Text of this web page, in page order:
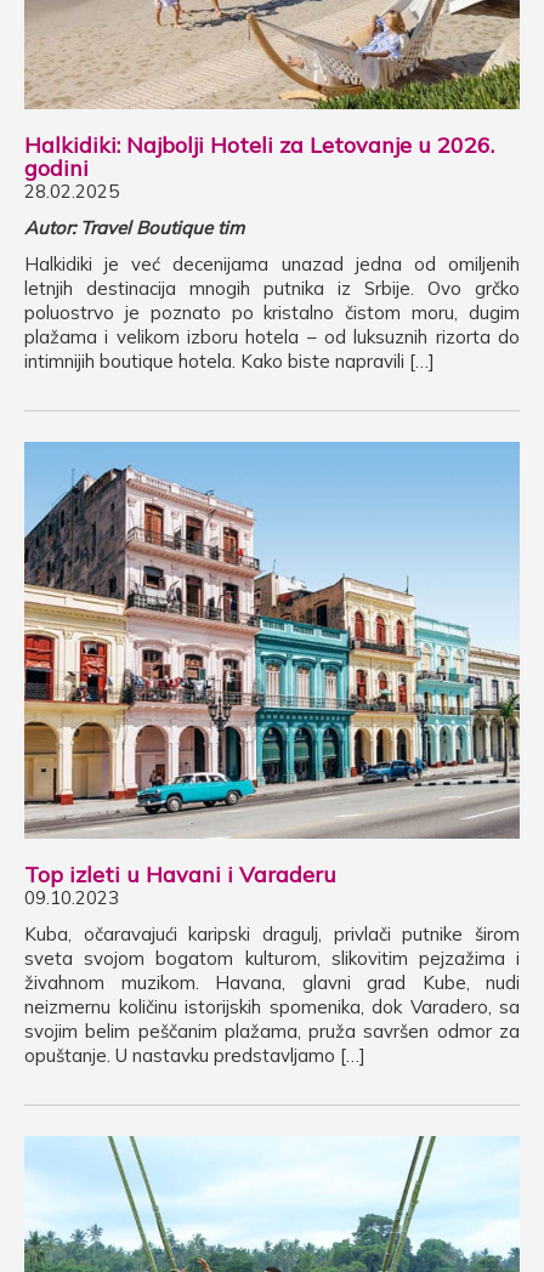
Halkidiki: Najbolji Hoteli za Letovanje u 2026.
godini
28.02.2025
Autor: Travel Boutique tim
Halkidiki je već decenijama unazad jedna od omiljenih
letnjih destinacija mnogih putnika iz Srbije. Ovo grčko
poluostrvo je poznato po kristalno čistom moru, dugim
plažama i velikom izboru hotela – od luksuznih rizorta do
intimnijih boutique hotela. Kako biste napravili […]
Top izleti u Havani i Varaderu
09.10.2023
Kuba, očaravajući karipski dragulj, privlači putnike širom
sveta svojom bogatom kulturom, slikovitim pejzažima i
živahnom muzikom. Havana, glavni grad Kube, nudi
neizmernu količinu istorijskih spomenika, dok Varadero, sa
svojim belim peščanim plažama, pruža savršen odmor za
opuštanje. U nastavku predstavljamo […]